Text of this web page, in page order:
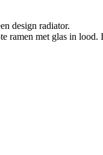
design radiator.
met glas in lood.